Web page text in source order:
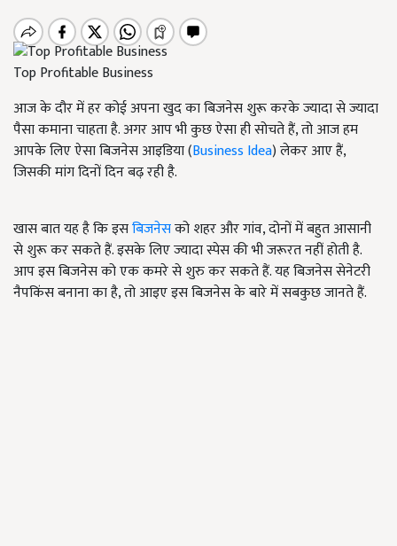
Top Profitable Business
आज के दौर में हर कोई अपना खुद का बिजनेस शुरू करके ज्यादा से ज्यादा
पैसा कमाना चाहता है. अगर आप भी कुछ ऐसा ही सोचते हैं, तो आज हम
आपके लिए ऐसा बिजनेस आइडिया (Business Idea) लेकर आए हैं,
जिसकी मांग दिनों दिन बढ़ रही है.
खास बात यह है कि इसबिजनेसको शहर और गांव, दोनों में बहुत आसानी
से शुरू कर सकते हैं. इसके लिए ज्यादा स्पेस की भी जरूरत नहीं होती है.
आप इस बिजनेस को एक कमरे से शुरु कर सकते हैं. यह बिजनेस सेनेटरी
नैपकिंस बनाना का है, तो आइए इस बिजनेस के बारे में सबकुछ जानते हैं.